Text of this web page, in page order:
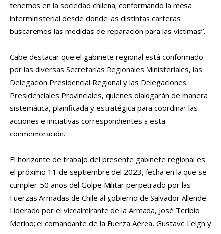
tenemos en la sociedad chilena; conformando la mesa
interministerial desde donde las distintas carteras
buscaremos las medidas de reparación para las víctimas”.
Cabe destacar que el gabinete regional está conformado
por las diversas Secretarías Regionales Ministeriales, las
Delegación Presidencial Regional y las Delegaciones
Presidenciales Provinciales, quienes dialogarán de manera
sistemática, planificada y estratégica para coordinar las
acciones e iniciativas correspondientes a esta
conmemoración.
El horizonte de trabajo del presente gabinete regional es
el próximo 11 de septiembre del 2023, fecha en la que se
cumplen 50 años del Golpe Militar perpetrado por las
Fuerzas Armadas de Chile al gobierno de Salvador Allende.
Liderado por el vicealmirante de la Armada, José Toribio
Merino; el comandante de la Fuerza Aérea, Gustavo Leigh y